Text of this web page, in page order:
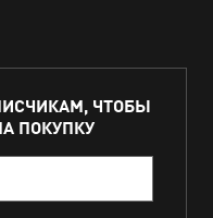
ЧТОБЫ
ПОКУПКУ